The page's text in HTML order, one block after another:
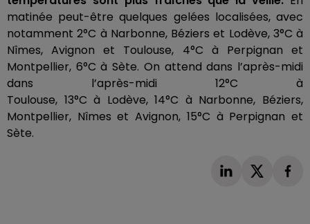
matinée peut-être quelques gelées localisées, avec
notamment2°C à Narbonne, Béziers et Lodève, 3°C à
Nîmes, Avignon et Toulouse, 4°C à Perpignan et
Montpellier, 6°C à Sète. On attend dans l’après-midi
dans l’après-midi 12°C à
Toulouse, 13°C à Lodève,14°C à Narbonne, Béziers,
Montpellier, Nîmes et Avignon, 15°C à Perpignan et
Sète.